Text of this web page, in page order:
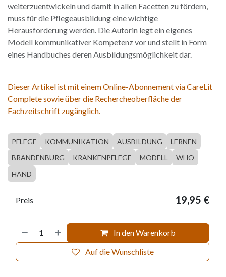
weiterzuentwickeln und damit in allen Facetten zu fördern,
muss für die Pflegeausbildung eine wichtige
Herausforderung werden. Die Autorin legt ein eigenes
Modell kommunikativer Kompetenz vor und stellt in Form
eines Handbuches deren Ausbildungsmöglichkeit dar.
Dieser Artikel ist mit einem Online-Abonnement via CareLit
Complete sowie über die Rechercheoberfläche der
Fachzeitschrift zugänglich.
PFLEGE KOMMUNIKATION AUSBILDUNG
LERNEN
BRANDENBURG
KRANKENPFLEGE MODELL
WHO
HAND
In den Warenkorb
Auf die Wunschliste
Preis 19,95 €